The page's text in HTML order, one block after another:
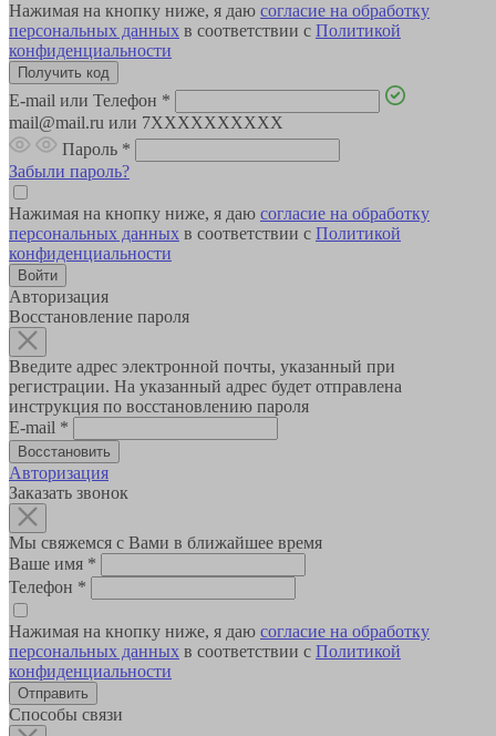
Нажимая на кнопку ниже, я даю согласие на обработку
персональных данных в соответствии с Политикой
конфиденциальности
E-mail или Телефон *
mail@mail.ru или 7XXXXXXXXXX
Пароль *
Забыли пароль?
Нажимая на кнопку ниже, я даю согласие на обработку
персональных данных в соответствии с Политикой
конфиденциальности
Авторизация
Восстановление пароля
Введите адрес электронной почты, указанный при
регистрации. На указанный адрес будет отправлена
инструкция по восстановлению пароля
E-mail *
Авторизация
Заказать звонок
Мы свяжемся с Вами в ближайшее время
Ваше имя *
Телефон *
Нажимая на кнопку ниже, я даю согласие на обработку
персональных данных в соответствии с Политикой
конфиденциальности
Способы связи